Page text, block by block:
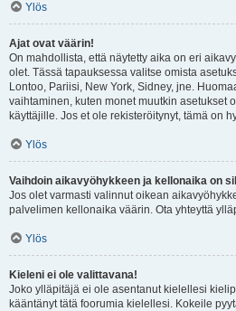
Ylös
Ajat ovat väärin!
On mahdollista, että näytetty aika on eri
olet. Tässä tapauksessa valitse omista
Lontoo, Pariisi, New York, Sidney, jne.
vaihtaminen, kuten monet muutkin asetukset
käyttäjille. Jos et ole rekisteröitynyt, tämä on
Ylös
Vaihdoin aikavyöhykkeen ja kellonaika on
Jos olet varmasti valinnut oikean
palvelimen kellonaika väärin. Ota yhteyttä
Ylös
Kieleni ei ole valittavana!
Joko ylläpitäjä ei ole asentanut kielellesi
kääntänyt tätä foorumia kielellesi. Kokeile